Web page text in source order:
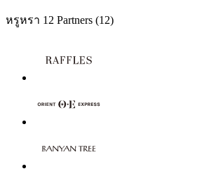
หรูหรา 12 Partners (12)